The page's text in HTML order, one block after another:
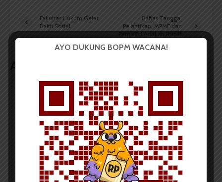
Fakultas Hukum Gelar
Bakti Sosial
Bahas Tanggal
Pelantikan, MPMF dan
BERITA KAMPUS
Dua Mahasiswa Sastra Indonesia
USU Raih Juara pada Festival
Literasi Sumatera Utara 2026
Dark Mode | Moda Gelap
AYO DUKUNG BOPM WACANA!